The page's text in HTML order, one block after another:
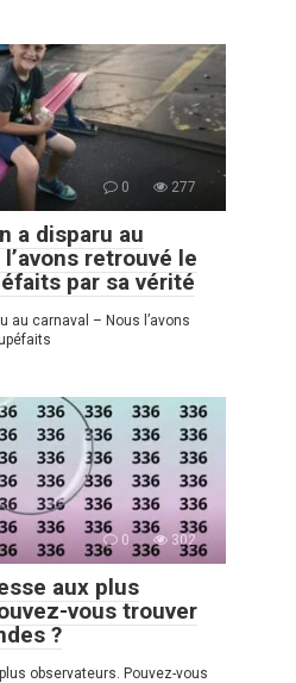
0 277
a disparu au
retrouvé le
par sa vérité
au carnaval – Nous l’avons
0 302
aux plus
vous trouver
?
observateurs. Pouvez-vous